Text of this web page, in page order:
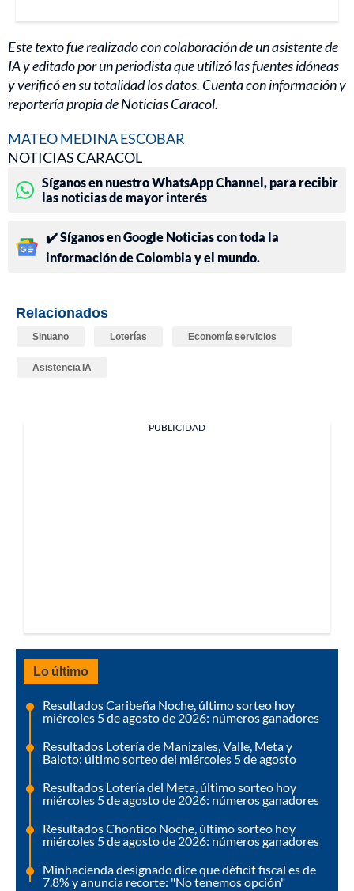
Este texto fue realizado con colaboración de un asistente de
IA y editado por un periodista que utilizó las fuentes idóneas
y verificó en su totalidad los datos. Cuenta con información y
reportería propia de Noticias Caracol.
MATEO MEDINA ESCOBAR
NOTICIAS CARACOL
Síganos en nuestro WhatsApp Channel, para recibir
las noticias de mayor interés
✔️ Síganos en Google Noticias con toda la
información de Colombia y el mundo.
Relacionados
Sinuano Loterías Economía servicios
Asistencia IA
PUBLICIDAD
Lo último
Resultados Caribeña Noche, último sorteo hoy
miércoles 5 de agosto de 2026: números ganadores
Resultados Lotería de Manizales, Valle, Meta y
Baloto: último sorteo del miércoles 5 de agosto
Resultados Lotería del Meta, último sorteo hoy
miércoles 5 de agosto de 2026: números ganadores
Resultados Chontico Noche, último sorteo hoy
miércoles 5 de agosto de 2026: números ganadores
Minhacienda designado dice que déficit fiscal es de
7.8% y anuncia recorte: "No tenemos opción"